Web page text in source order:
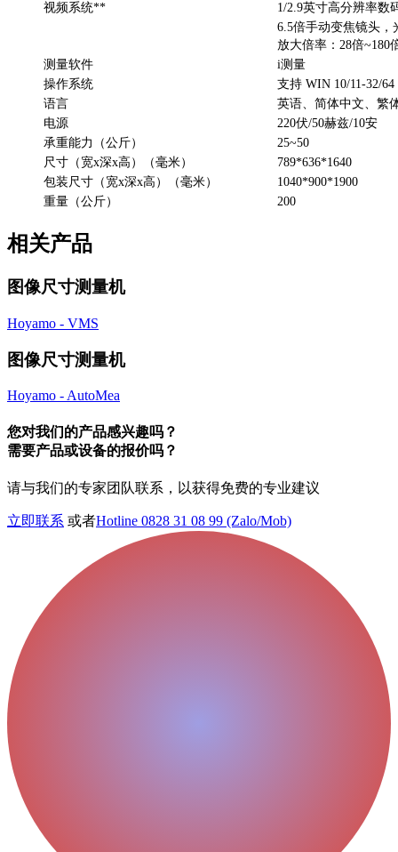
视频系统**
1/2.9英寸高分辨率数
6.5倍手动变焦镜头，
放大倍率：28倍~180
测量软件
i测量
操作系统
支持 WIN 10/11-32/
语言
英语、简体中文、繁
电源
220伏/50赫兹/10安
承重能力（公斤）
25~50
尺寸（宽x深x高）（毫米）
789*636*1640
包装尺寸（宽x深x高）（毫米）
1040*900*1900
重量（公斤）
200
相关产品
图像尺寸测量机
Hoyamo - VMS
图像尺寸测量机
Hoyamo - AutoMea
您对我们的产品感兴趣吗？
需要产品或设备的报价吗？
请与我们的专家团队联系，以获得免费的专业建议
立即联系 或者Hotline 0828 31 08 99 (Zalo/Mob)